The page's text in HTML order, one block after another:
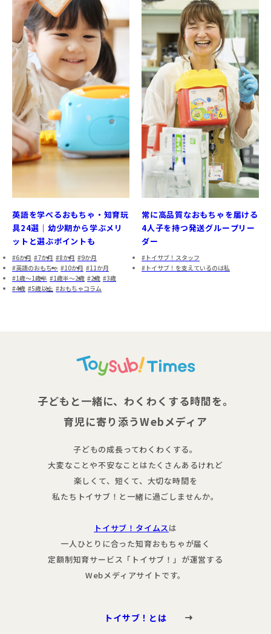
英語を学べるおもちゃ・知育玩
具24選｜幼少期から学ぶメリ
ットと選ぶポイントも
6か月 7か月 8か月
9か月
英語のおもちゃ
10か月
11か月
1歳～1歳半
1歳半～2歳 2歳
3歳
4歳
5歳以上 おもちゃコラム
常に高品質なおもちゃを届ける
4人子を持つ発送グループリー
ダー
トイサブ！スタッフ
トイサブ！を支えているのは私
子どもと一緒に、わくわくする時間を。
育児に寄り添うWebメディア
子どもの成長ってわくわくする。
大変なことや不安なことはたくさんあるけれど
楽しくて、短くて、大切な時間を
私たちトイサブ！と一緒に過ごしませんか。
トイサブ！タイムスは
一人ひとりに合った知育おもちゃが届く
定額制知育サービス「トイサブ！」が運営する
Webメディアサイトです。
トイサブ！とは